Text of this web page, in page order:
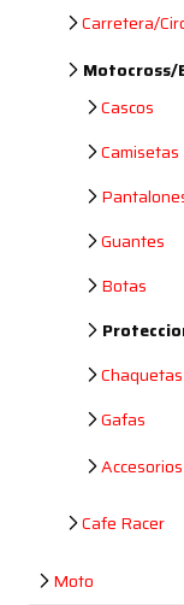
Carretera/
Motocross/
Cascos
Camisetas
Guantes
Botas
Chaquetas
Gafas
Accesorios
Cafe Racer
Moto